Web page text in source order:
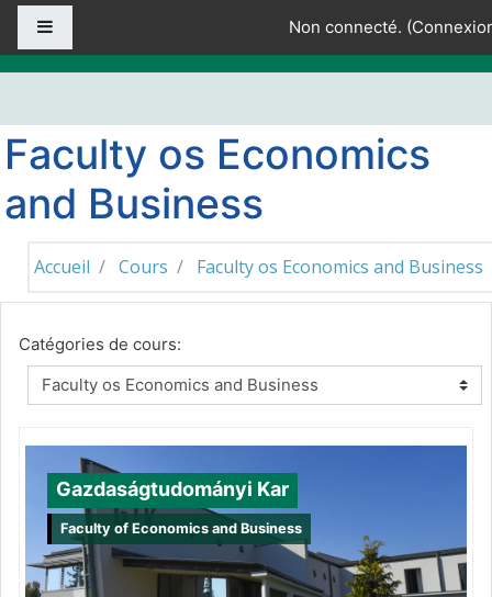
Passer au contenu principal
Non connecté. (
Faculty os Economics
and Business
Accueil Cours Faculty os Economics and Business
Catégories de cours:
Gazdaságtudományi Kar
Faculty of Economics and Business